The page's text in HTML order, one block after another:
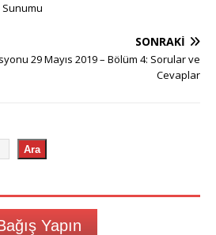
Sunumu
SONRAKI
29 Mayıs 2019 – Bölüm 4: Sorular ve
Cevaplar
Ara
Yapın